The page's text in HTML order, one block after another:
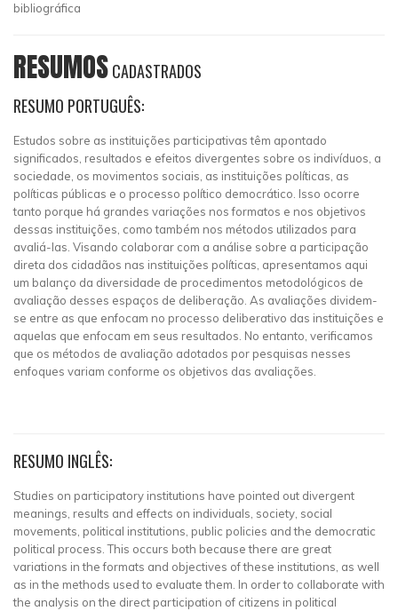
bibliográfica
RESUMOSCADASTRADOS
RESUMO PORTUGUÊS:
Estudos sobre as instituições participativas têm apontado
significados, resultados e efeitos divergentes sobre os indivíduos, a
sociedade, os movimentos sociais, as instituições políticas, as
políticas públicas e o processo político democrático. Isso ocorre
tanto porque há grandes variações nos formatos e nos objetivos
dessas instituições, como também nos métodos utilizados para
avaliá-las. Visando colaborar com a análise sobre a participação
direta dos cidadãos nas instituições políticas, apresentamos aqui
um balanço da diversidade de procedimentos metodológicos de
avaliação desses espaços de deliberação. As avaliações dividem-
se entre as que enfocam no processo deliberativo das instituições e
aquelas que enfocam em seus resultados. No entanto, verificamos
que os métodos de avaliação adotados por pesquisas nesses
enfoques variam conforme os objetivos das avaliações.
RESUMO INGLÊS:
Studies on participatory institutions have pointed out divergent
meanings, results and effects on individuals, society, social
movements, political institutions, public policies and the democratic
political process. This occurs both because there are great
variations in the formats and objectives of these institutions, as well
as in the methods used to evaluate them. In order to collaborate with
the analysis on the direct participation of citizens in political